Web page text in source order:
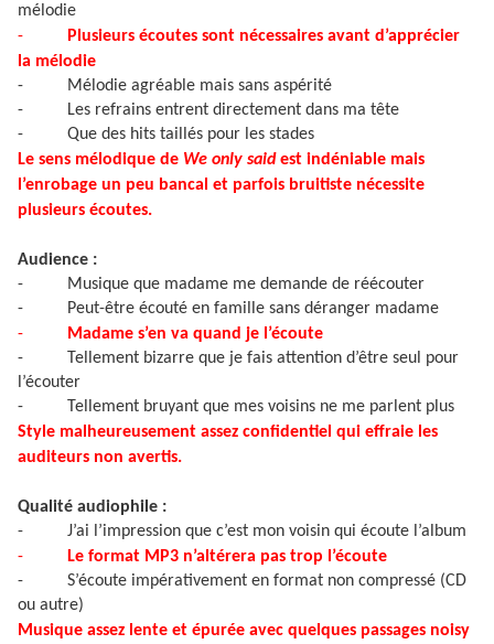
mélodie
-
Plusieurs écoutes sont nécessaires avant d’apprécier
la mélodie
-
Mélodie agréable mais sans aspérité
-
Les refrains entrent directement dans ma tête
-
Que des hits taillés pour les stades
Le sens mélodique de We only saidest indéniable mais
l’enrobage un peu bancal et parfois bruitiste nécessite
plusieurs écoutes.
Audience :
-
Musique que madame me demande de réécouter
-
Peut-être écouté en famille sans déranger madame
-
Madame s’en va quand je l’écoute
-
Tellement bizarre que je fais attention d’être seul pour
l’écouter
-
Tellement bruyant que mes voisins ne me parlent plus
Style malheureusement assez confidentiel qui effraie les
auditeurs non avertis.
Qualité audiophile :
-
J’ai l’impression que c’est mon voisin qui écoute l’album
-
Le format MP3 n’altérera pas trop l’écoute
-
S’écoute impérativement en format non compressé (CD
ou autre)
Musique assez lente et épurée avec quelques passages noisy